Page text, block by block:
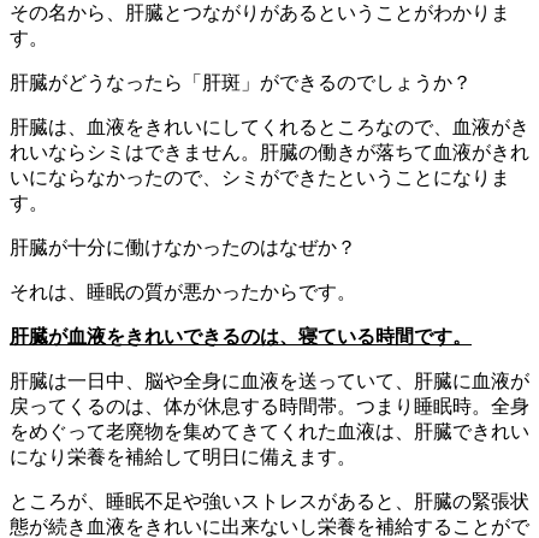
その名から、肝臓とつながりがあるということがわかりま
す。
肝臓がどうなったら「肝斑」ができるのでしょうか？
肝臓は、血液をきれいにしてくれるところなので、血液がき
れいならシミはできません。肝臓の働きが落ちて血液がきれ
いにならなかったので、シミができたということになりま
す。
肝臓が十分に働けなかったのはなぜか？
それは、睡眠の質が悪かったからです。
肝臓が血液をきれいできるのは、寝ている時間です。
肝臓は一日中、脳や全身に血液を送っていて、肝臓に血液が
戻ってくるのは、体が休息する時間帯。つまり睡眠時。全身
をめぐって老廃物を集めてきてくれた血液は、肝臓できれい
になり栄養を補給して明日に備えます。
ところが、睡眠不足や強いストレスがあると、肝臓の緊張状
態が続き血液をきれいに出来ないし栄養を補給することがで